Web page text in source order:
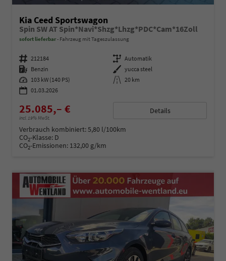
Kia Ceed Sportswagon
Spin SW AT Spin*Navi*Shzg*Lhzg*PDC*Cam*16Zoll
sofort lieferbar Fahrzeug mit Tageszulassung
Fahrzeugnummer 212184 Getriebe Automatik
Kraftstoff Benzin Außenfarbe yucca steel
Leistung 103 kW (140 PS) Kilometerstand 20 km
01.03.2026
25.085,– €
incl. 19% MwSt.
Details
Verbrauch kombiniert:5,80 l/100km
CO2-Klasse: D
CO2-Emissionen: 132,00 g/km